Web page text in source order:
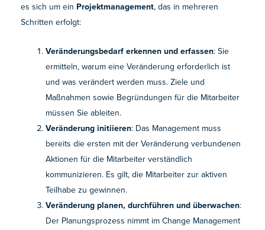
es sich um ein Projektmanagement, das in mehreren
Schritten erfolgt:
Veränderungsbedarf erkennen und erfassen: Sie
ermitteln, warum eine Veränderung erforderlich ist
und was verändert werden muss. Ziele und
Maßnahmen sowie Begründungen für die Mitarbeiter
müssen Sie ableiten.
Veränderung initiieren: Das Management muss
bereits die ersten mit der Veränderung verbundenen
Aktionen für die Mitarbeiter verständlich
kommunizieren. Es gilt, die Mitarbeiter zur aktiven
Teilhabe zu gewinnen.
Veränderung planen, durchführen und überwachen:
Der Planungsprozess nimmt im Change Management